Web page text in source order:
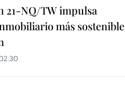
21-NQ/TW impulsa
más sostenible